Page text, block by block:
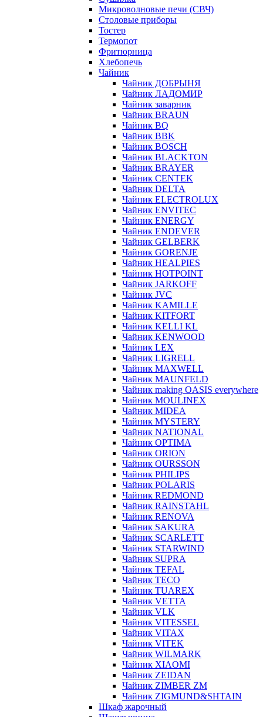
Микроволновые печи (СВЧ)
Столовые приборы
Тостер
Термопот
Фритюрница
Хлебопечь
Чайник
Чайник ДОБРЫНЯ
Чайник ЛАДОМИР
Чайник заварник
Чайник BRAUN
Чайник BQ
Чайник BBK
Чайник BOSCH
Чайник BLACKTON
Чайник BRAYER
Чайник CENTEK
Чайник DELTA
Чайник ELECTROLUX
Чайник ENVITEC
Чайник ENERGY
Чайник ENDEVER
Чайник GELBERK
Чайник GORENJE
Чайник HEALPIES
Чайник HOTPOINT
Чайник JARKOFF
Чайник JVC
Чайник KAMILLE
Чайник KITFORT
Чайник KELLI KL
Чайник KENWOOD
Чайник LEX
Чайник LIGRELL
Чайник MAXWELL
Чайник MAUNFELD
Чайник making OASIS everywhere
Чайник MOULINEX
Чайник MIDEA
Чайник MYSTERY
Чайник NATIONAL
Чайник OPTIMA
Чайник ORION
Чайник OURSSON
Чайник PHILIPS
Чайник POLARIS
Чайник REDMOND
Чайник RAINSTAHL
Чайник RENOVA
Чайник SAKURA
Чайник SCARLETT
Чайник STARWIND
Чайник SUPRA
Чайник TEFAL
Чайник TECO
Чайник TUAREX
Чайник VETTA
Чайник VLK
Чайник VITESSEL
Чайник VITAX
Чайник VITEK
Чайник WILMARK
Чайник XIAOMI
Чайник ZEIDAN
Чайник ZIMBER ZM
Чайник ZIGMUND&SHTAIN
Шкаф жарочный